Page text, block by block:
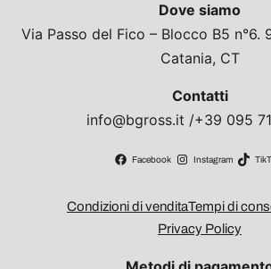
Dove siamo
Via Passo del Fico – Blocco B5 n°6.
Catania, CT
Contatti
info@bgross.it /+39 095
Facebook Instagram
Condizioni di venditaTempi di
Privacy Policy